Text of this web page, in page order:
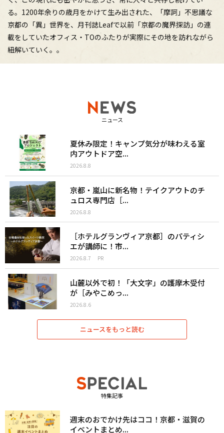
る。1200年余りの歳月をかけて生み出された、「摩訶」不思議な
京都の「異」世界を、月刊誌Leafで以前「京都の魔界探訪」の連
載をしていたオフィス・TOのふたりが実際にその地を訪れながら
紐解いていく。。
ニュース
夏休み限定！キャンプ気分が味わえる室
内アウトドア空...
2026.8.8
京都・嵐山に新名物！テイクアウトのチ
ュロス専門店［...
2026.8.8
［ホテルグランヴィア京都］のパティシ
エが講師に！市...
2026.8.7 PR
山麓以外で初！「大文字」の護摩木受付
が［みやこめっ...
2026.8.6
ニュースをもっと読む
特集記事
週末のおでかけ先はココ！京都・滋賀の
イベントまとめ...